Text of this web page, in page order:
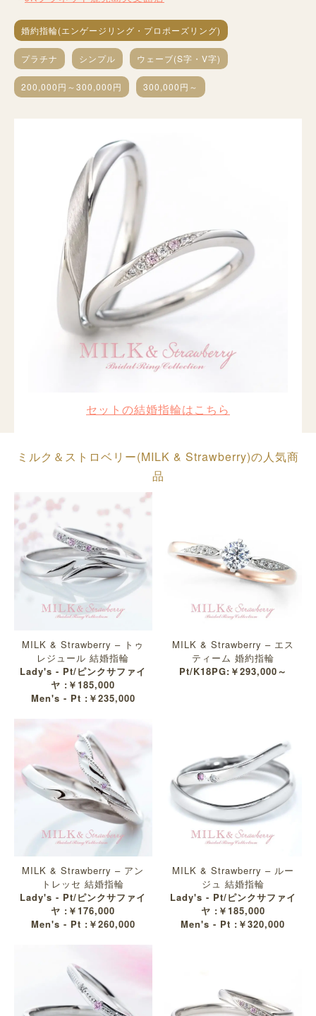
婚約指輪(エンゲージリング・プロポーズリング)
プラチナ シンプル ウェーブ(S字・V字)
200,000円～300,000円 300,000円～
セットの結婚指輪はこちら
ミルク＆ストロベリー(MILK & Strawberry)の人気商
品
MILK & Strawberry – トゥ
レジュール 結婚指輪
Lady's - Pt/ピンクサファイ
ヤ :￥185,000
Men's - Pt :￥235,000
MILK & Strawberry – エス
ティーム 婚約指輪
Pt/K18PG:￥293,000～
MILK & Strawberry – アン
トレッセ 結婚指輪
Lady's - Pt/ピンクサファイ
ヤ :￥176,000
Men's - Pt :￥260,000
MILK & Strawberry – ルー
ジュ 結婚指輪
Lady's - Pt/ピンクサファイ
ヤ :￥185,000
Men's - Pt :￥320,000